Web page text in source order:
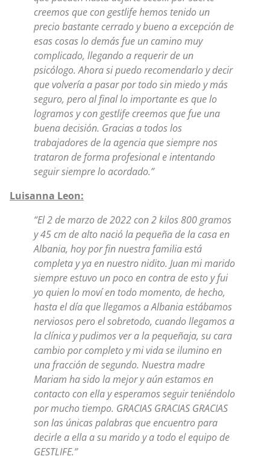
creemos que con gestlife hemos tenido un
precio bastante cerrado y bueno a excepción de
esas cosas lo demás fue un camino muy
complicado, llegando a requerir de un
psicólogo. Ahora si puedo recomendarlo y decir
que volvería a pasar por todo sin miedo y más
seguro, pero al final lo importante es que lo
logramos y con gestlife creemos que fue una
buena decisión. Gracias a todos los
trabajadores de la agencia que siempre nos
trataron de forma profesional e intentando
seguir siempre lo acordado.”
Luisanna Leon:
“El 2 de marzo de 2022 con 2 kilos 800 gramos
y 45 cm de alto nació la pequeña de la casa en
Albania, hoy por fin nuestra familia está
completa y ya en nuestro nidito. Juan mi marido
siempre estuvo un poco en contra de esto y fui
yo quien lo moví en todo momento, de hecho,
hasta el día que llegamos a Albania estábamos
nerviosos pero el sobretodo, cuando llegamos a
la clínica y pudimos ver a la pequeñaja, su cara
cambio por completo y mi vida se ilumino en
una fracción de segundo. Nuestra madre
Mariam ha sido la mejor y aún estamos en
contacto con ella y esperamos seguir teniéndolo
por mucho tiempo. GRACIAS GRACIAS GRACIAS
son las únicas palabras que encuentro para
decirle a ella a su marido y a todo el equipo de
GESTLIFE.”